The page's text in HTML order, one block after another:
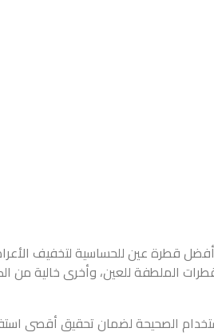
قطرة عين للحساسية لتخفيف
الملطفة للعين، وأخرى خالية
الصحيحة لضمان تحقيق أقصى